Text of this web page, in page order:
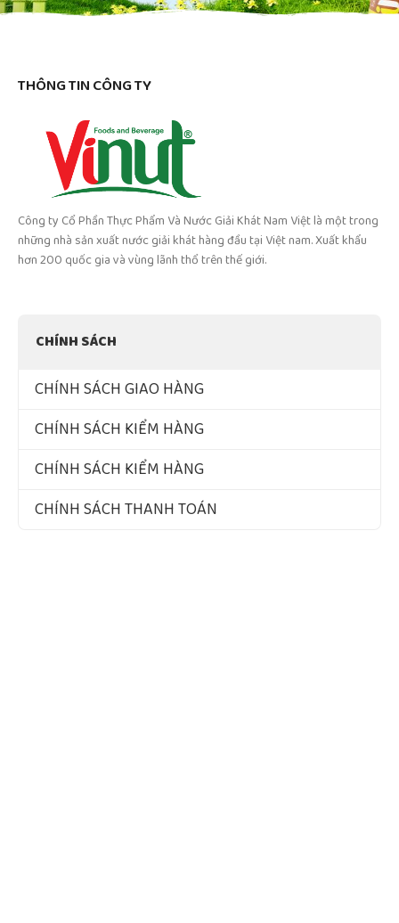
THÔNG TIN CÔNG TY
Công ty Cổ Phần Thực Phẩm Và Nước Giải Khát Nam Việt là một trong
những nhà sản xuất nước giải khát hàng đầu tại Việt nam. Xuất khẩu
hơn 200 quốc gia và vùng lãnh thổ trên thế giới.
CHÍNH SÁCH
CHÍNH SÁCH GIAO HÀNG
CHÍNH SÁCH KIỂM HÀNG
CHÍNH SÁCH KIỂM HÀNG
CHÍNH SÁCH THANH TOÁN